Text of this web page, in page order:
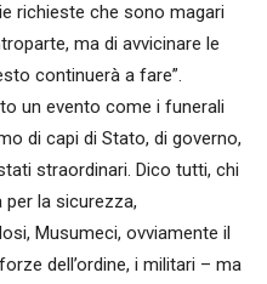
richieste che sono magari
ma di avvicinare le
continuerà a fare”.
un evento come i funerali
di capi di Stato, di governo,
straordinari. Dico tutti, chi
per la sicurezza,
Musumeci, ovviamente il
dell’ordine, i militari – ma